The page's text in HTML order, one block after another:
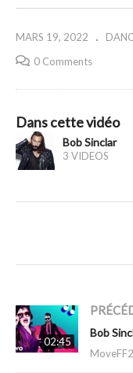
and Fatman Scoop
MARS 19, 2022
0 Comments
Dans cette vidéo
Bob Sinclar
3 VIDEOS
02:45
Bob